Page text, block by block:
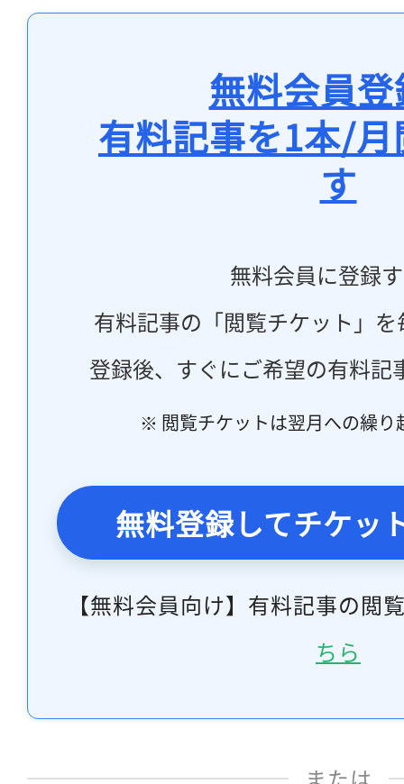
無料会員
有料記事を1本/
す
無料会員に登録
有料記事の「閲覧チケット」
登録後、すぐにご希望の有料記
※ 閲覧チケットは翌月への繰り
無料登録してチケッ
【無料会員向け】有料記事の閲
ちら